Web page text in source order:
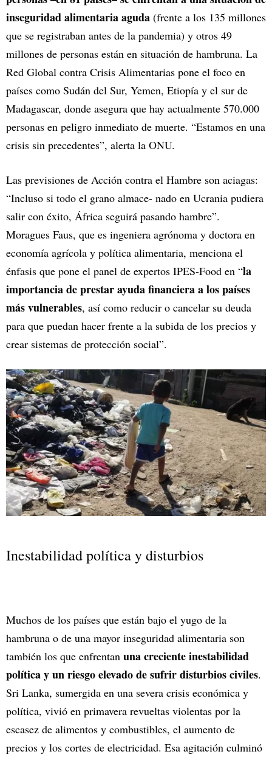
inseguridad alimentaria aguda (frente a los 135 millones
que se registraban antes de la pandemia) y otros 49
millones de personas están en situación de hambruna. La
Red Global contra Crisis Alimentarias pone el foco en
países como Sudán del Sur, Yemen, Etiopía y el sur de
Madagascar, donde asegura que hay actualmente 570.000
personas en peligro inmediato de muerte. “Estamos en una
crisis sin precedentes”, alerta la ONU.
Las previsiones de Acción contra el Hambre son aciagas:
“Incluso si todo el grano almace- nado en Ucrania pudiera
salir con éxito, África seguirá pasando hambre”.
Moragues Faus, que es ingeniera agrónoma y doctora en
economía agrícola y política alimentaria, menciona el
énfasis que pone el panel de expertos IPES-Food en “la
importancia de prestar ayuda financiera a los países
más vulnerables, así como reducir o cancelar su deuda
para que puedan hacer frente a la subida de los precios y
crear sistemas de protección social”.
Inestabilidad política y disturbios
Muchos de los países que están bajo el yugo de la
hambruna o de una mayor inseguridad alimentaria son
también los que enfrentan una creciente inestabilidad
política y un riesgo elevado de sufrir disturbios civiles.
Sri Lanka, sumergida en una severa crisis económica y
política, vivió en primavera revueltas violentas por la
escasez de alimentos y combustibles, el aumento de
precios y los cortes de electricidad. Esa agitación culminó